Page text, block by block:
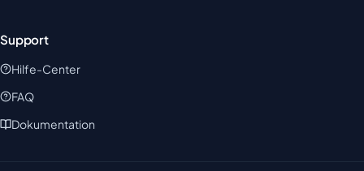
Support
Hilfe-Center
FAQ
Dokumentation